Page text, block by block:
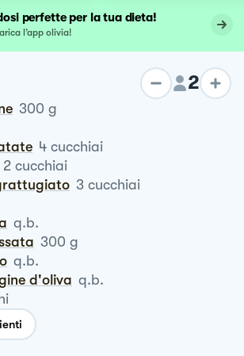
perfette per la tua dieta!
l’app olivia!
2
300 g
4 cucchiai
2 cucchiai
3 cucchiai
q.b.
300 g
q.b.
d'oliva q.b.